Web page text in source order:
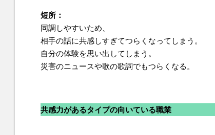
短所：
同調しやすいため、
相手の話に共感しすぎてつらくなってしまう。
自分の体験を思い出してしまう。
災害のニュースや歌の歌詞でもつらくなる。
共感力があるタイプの向いている職業